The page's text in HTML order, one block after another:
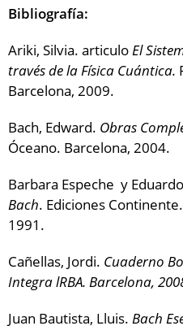
Bibliografía:
Ariki, Silvia. articuloEl
través de la Física Cuántica.
Barcelona, 2009.
Bach, Edward. Obras
Óceano. Barcelona, 2004.
Barbara Espeche y
Bach. Ediciones
1991.
Cañellas, Jordi. Cuaderno
Integra lRBA. Barcelona,
Juan Bautista, Lluis. Bach